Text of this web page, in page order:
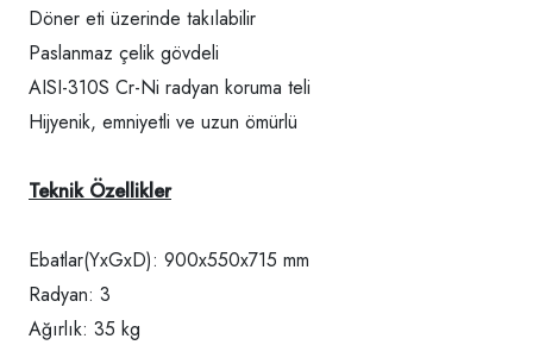
Döner eti üzerinde takılabilir
Paslanmaz çelik gövdeli
AISI-310S Cr-Ni radyan koruma teli
Hijyenik, emniyetli ve uzun ömürlü
Teknik Özellikler
Ebatlar(YxGxD): 900x550x715 mm
Radyan: 3
Ağırlık: 35 kg